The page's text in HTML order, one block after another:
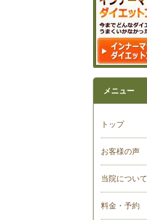
メニュー
トップ
お客様の声
当院について
料金・予約